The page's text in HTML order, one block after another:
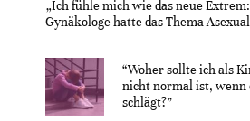
„Ich fühle mich wie das neue
Gynäkologe hatte das Thema
“Woher sollte ich als
nicht normal ist, wenn
schlägt?”